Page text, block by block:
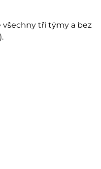
všechny tři týmy a bez